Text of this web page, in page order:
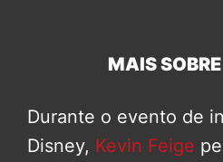
MAIS
Durante o evento de
Disney, Kevin Feige